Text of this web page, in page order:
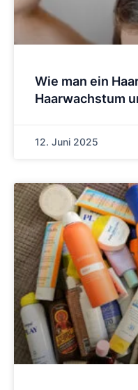
Wie man ein
Haarwachstum
12. Juni 2025